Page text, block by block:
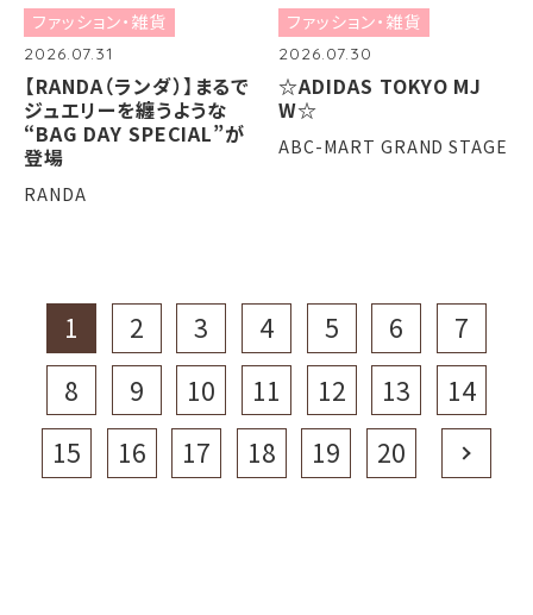
ファッション・雑貨
2026.07.31
【RANDA（ランダ）】まるで
ジュエリーを纏うような
“BAG DAY SPECIAL”が
登場
RANDA
ファッション・雑貨
2026.07.30
☆ADIDAS TOKYO MJ
W☆
ABC-MART GRAND STAGE
1 2 3 4 5 6
7
8
9 10 11 12 13
14
15
16 17 18 19 20 Next